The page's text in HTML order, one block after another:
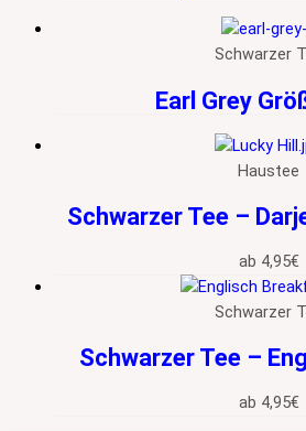
Schwarzer
Earl Grey
Haustee
Schwarzer Tee –
ab 4,95€
Schwarzer
Schwarzer Tee –
ab 4,95€